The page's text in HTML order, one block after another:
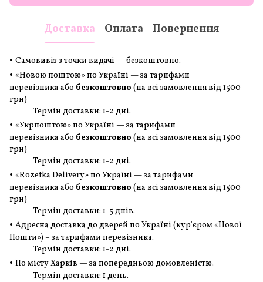
Доставка Оплата Повернення
• Самовивіз з точки видачі — безкоштовно.
• «Новою поштою» по Україні — за тарифами
перевізника або безкоштовно (на всі замовленнявід 1500
грн)
Термін доставки: 1-2 дні.
• «Укрпоштою» по Україні — за тарифами
перевізника або безкоштовно (на всі замовленнявід 1500
грн)
Термін доставки: 1-2 дні.
• «Rozetka Delivery» по Україні — за тарифами
перевізника або безкоштовно (на всі замовленнявід 1500
грн)
Термін доставки: 1-5 днів.
• Адресна доставка до дверей по Україні (кур'єром «Нової
Пошти») – за тарифами перевізника.
Термін доставки: 1-2 дні.
• По місту Харків — за попередньою домовленістю.
Термін доставки: 1 день.